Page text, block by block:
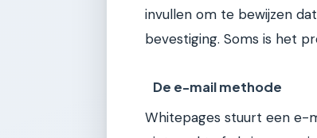
invullen om te bewijzen
bevestiging. Soms is het
De e-mail methode
Whitepages stuurt een e-